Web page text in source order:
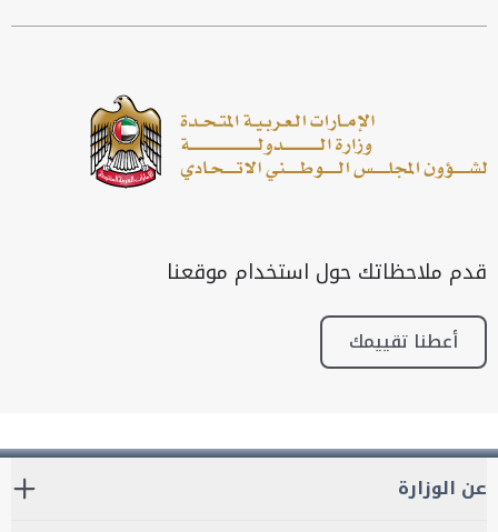
قدم ملاحظاتك حول استخدام موقعنا
أعطنا تقييمك
عن الوزارة